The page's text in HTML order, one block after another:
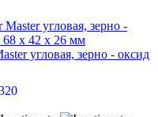
угловая, зерно - оксид